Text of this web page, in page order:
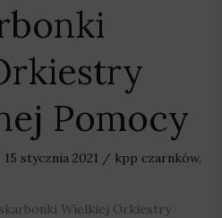
Pomocy
15 stycznia 2021 / kpp czarnków,
Wielkiej Orkiestry